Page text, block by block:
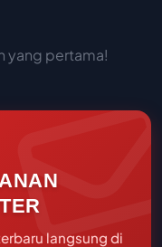
yang pertama!
langsung di